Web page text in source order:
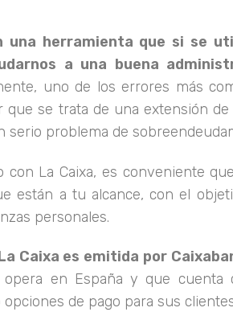
herramienta que si se
a una buena
uno de los errores más
se trata de una extensión de
serio problema de
La Caixa, es conveniente
están a tu alcance, con el
personales.
Caixa es emitida por
en España y que cuenta
de pago para sus